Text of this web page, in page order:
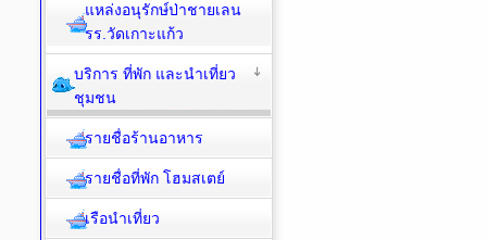
แหล่งอนุรักษ์ป่าชายเลน
รร.วัดเกาะแก้ว
บริการ ที่พัก และนำเที่ยว
ชุมชน
รายชื่อร้านอาหาร
รายชื่อที่พัก โฮมสเตย์
เรือนำเที่ยว